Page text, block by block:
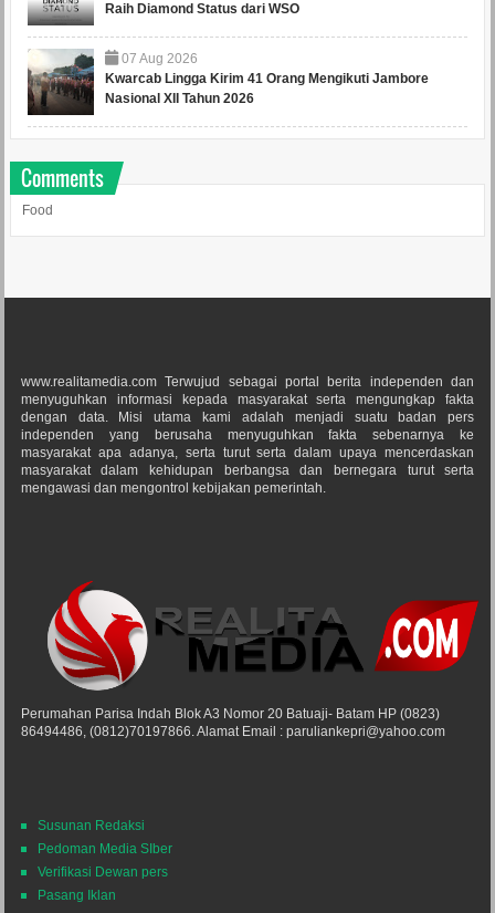
Raih Diamond Status dari WSO
07 Aug 2026
Kwarcab Lingga Kirim 41 Orang Mengikuti Jambore
Nasional XII Tahun 2026
Comments
Food
www.realitamedia.com Terwujud sebagai portal berita independen dan
menyuguhkan informasi kepada masyarakat serta mengungkap fakta
dengan data. Misi utama kami adalah menjadi suatu badan pers
independen yang berusaha menyuguhkan fakta sebenarnya ke
masyarakat apa adanya, serta turut serta dalam upaya mencerdaskan
masyarakat dalam kehidupan berbangsa dan bernegara turut serta
mengawasi dan mengontrol kebijakan pemerintah.
Perumahan Parisa Indah Blok A3 Nomor 20 Batuaji- Batam HP (0823)
86494486, (0812)70197866. Alamat Email : paruliankepri@yahoo.com
Susunan Redaksi
Pedoman Media SIber
Verifikasi Dewan pers
Pasang Iklan